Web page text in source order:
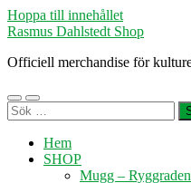
Hoppa till innehållet
Rasmus Dahlstedt Shop
Officiell merchandise för
Slå
på/av
Slå
på/av
Sök
efter:
Hem
SHOP
Mugg –